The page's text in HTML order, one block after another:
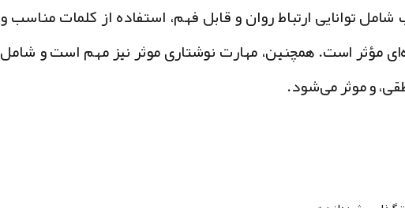
توانایی ارتباط روان و قابل فهم، استفاده از کلمات مناسب و
مؤثر است. همچنین، مهارت نوشتاری موثر نیز مهم است و شامل
و موثر می‌شود.